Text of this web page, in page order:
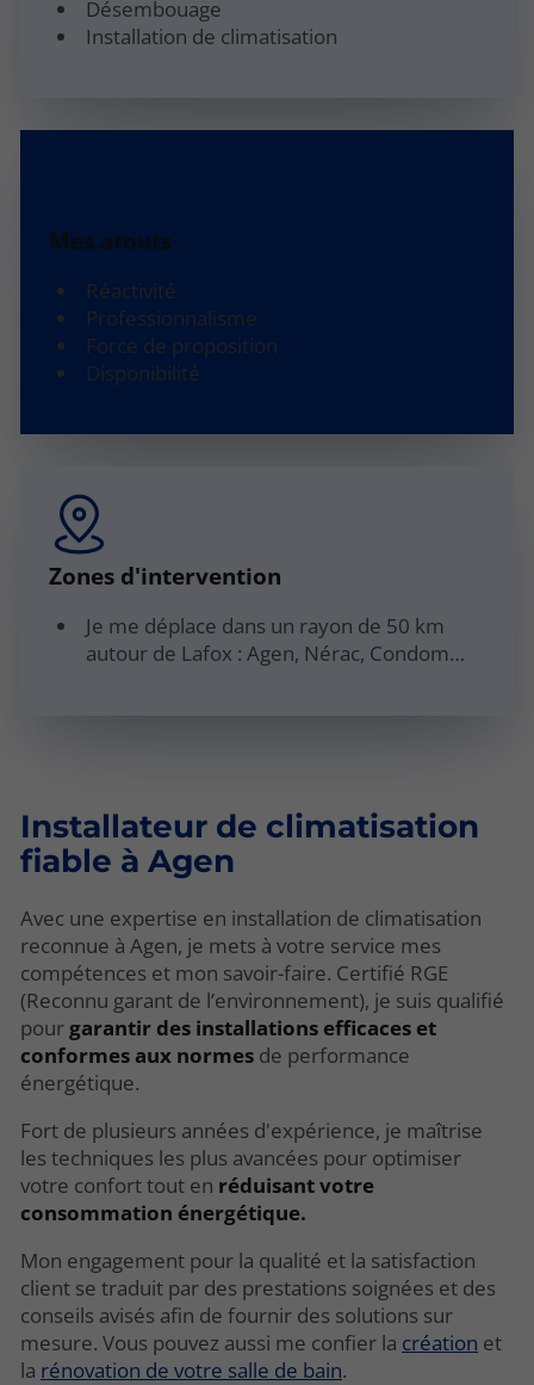
Désembouage
Installation de climatisation
Mes atouts
Réactivité
Professionnalisme
Force de proposition
Disponibilité
Zones d'intervention
Je me déplace dans un rayon de 50 km
autour de Lafox : Agen, Nérac, Condom…
Installateur de climatisation
fiable à Agen
Avec une expertise en installation de climatisation
reconnue à Agen, je mets à votre service mes
compétences et mon savoir-faire. Certifié RGE
(Reconnu garant de l’environnement), je suis qualifié
pour garantir des installations efficaces et
conformes aux normes de performance
énergétique.
Fort de plusieurs années d'expérience, je maîtrise
les techniques les plus avancées pour optimiser
votre confort tout en réduisant votre
consommation énergétique.
Mon engagement pour la qualité et la satisfaction
client se traduit par des prestations soignées et des
conseils avisés afin de fournir des solutions sur
mesure. Vous pouvez aussi me confier la création et
la rénovation de votre salle de bain.